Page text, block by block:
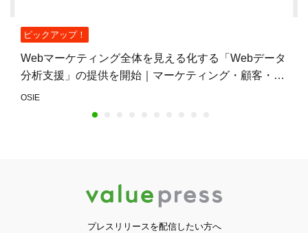
ピックアップ！
Webマーケティング全体を見える化する「Webデータ
分析支援」の提供を開始｜マーケティング・顧客・営
業データを横断的に分析
OSIE
プレスリリースを配信したい方へ